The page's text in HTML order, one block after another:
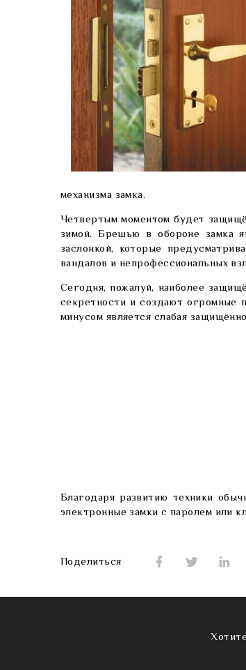
механизма замка.
Четвертым моментом будет
зимой. Брешью в обороне замка
заслонкой, которые
вандалов и непрофессиональных
Сегодня, пожалуй, наиболее
секретности и создают огромные
минусом является слабая
Благодаря развитию техники
электронные замки с паролем или
Поделиться